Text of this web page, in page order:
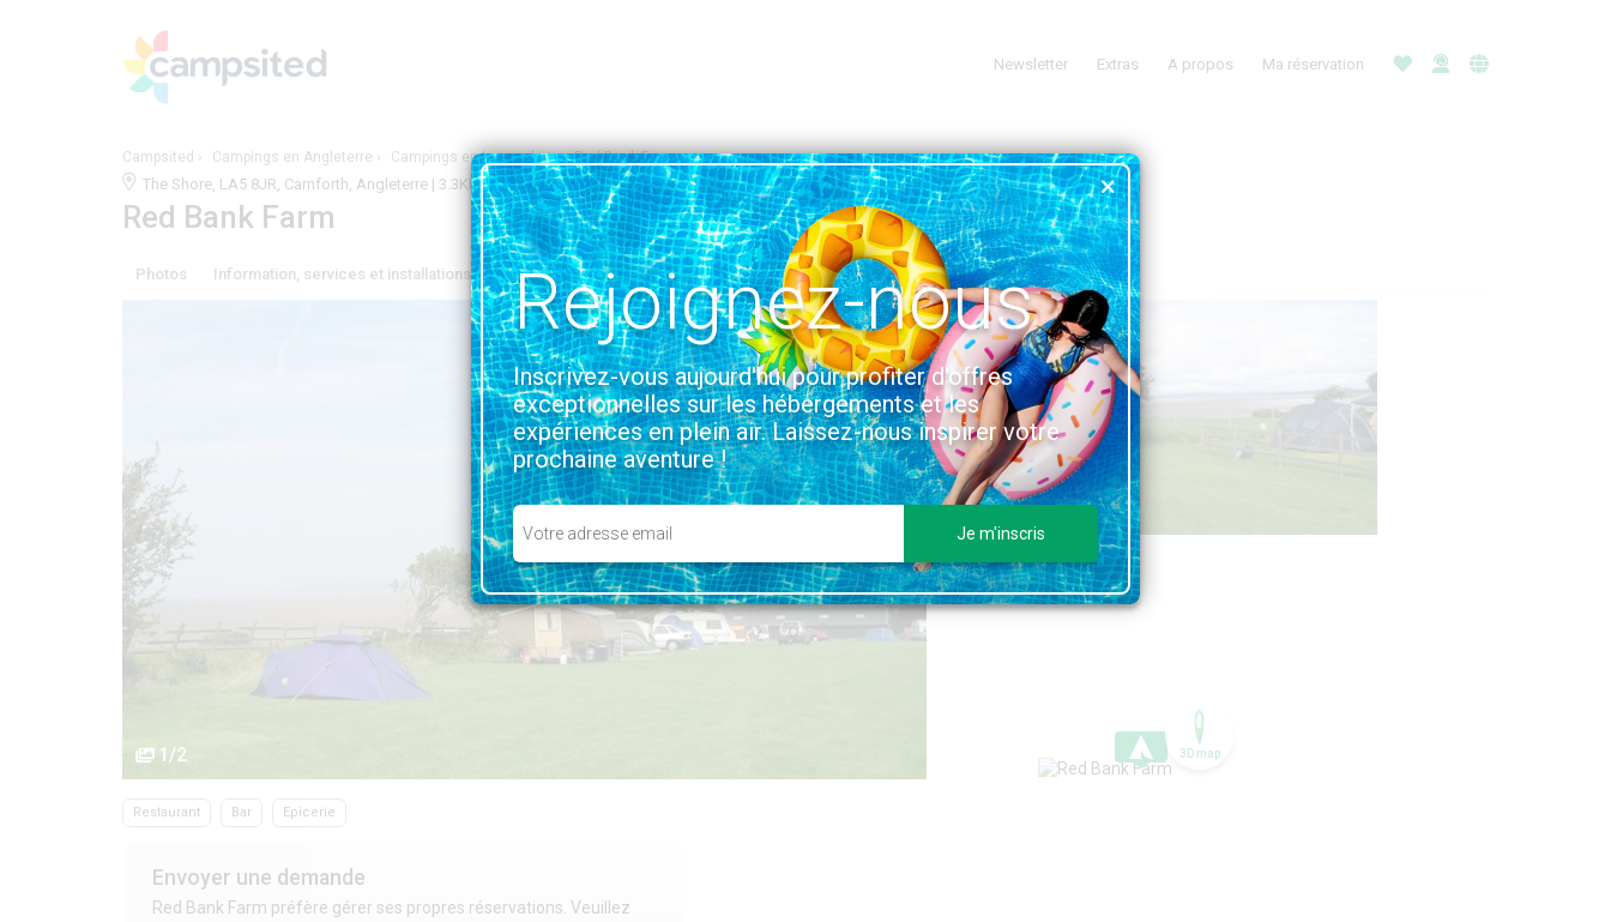
Newsletter Extras A propos Ma réservation
Campsited Campings en Angleterre Campings en Lancashire Red Bank Farm
The Shore, LA5 8JR, Carnforth, Angleterre | 3.3KM DE CARNFORTH VOIR SUR LA CARTE
Red Bank Farm
Photos Information, services et installations Situation & Accès
1/2 3D map
Restaurant Bar Epicerie
Envoyer une demande
Red Bank Farm préfère gérer ses propres réservations. Veuillez
Rejoignez-nous
Inscrivez-vous aujourd'hui pour profiter d'offres
exceptionnelles sur les hébergements et les
expériences en plein air. Laissez-nous inspirer votre
prochaine aventure !
Je m'inscris